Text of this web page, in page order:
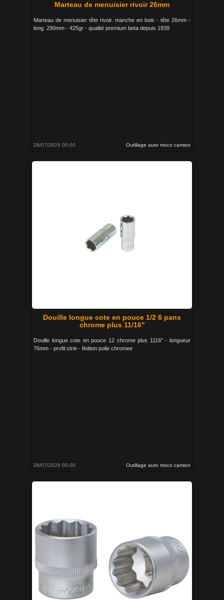
Marteau de menuisier rivoir 26mm
Marteau de menuisier tête rivoir. manche en bois - tête 26mm -
long: 290mm - 425gr - qualité premium beta depuis 1939
28/07/2026 00:00 Outillage auto moco camion
Douille longue cote en pouce 1/2 6 pans
chrome plus 11/16"
Douille longue cote en pouce 12 chrome plus 1116" - longueur
76mm - profil strie - finition polie chromee
28/07/2026 00:00 Outillage auto moco camion